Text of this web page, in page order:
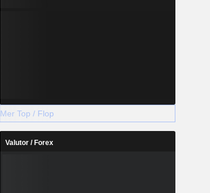
Mer Top / Flop
Valutor / Forex